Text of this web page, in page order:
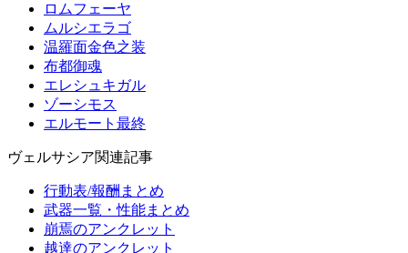
ロムフェーヤ
ムルシエラゴ
温羅面金色之装
布都御魂
エレシュキガル
ゾーシモス
エルモート最終
ヴェルサシア関連記事
行動表/報酬まとめ
武器一覧・性能まとめ
崩焉のアンクレット
越達のアンクレット